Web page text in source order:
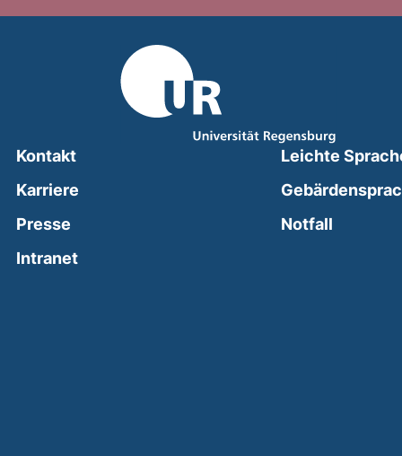
Kontakt
Karriere
Presse
Intranet(external link, opens in a new window)
Leichte
Notfall